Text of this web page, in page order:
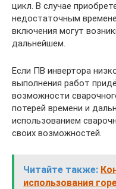
цикл. В случае
недостаточным
включения могут
дальнейшем.
Если ПВ инвертора
выполнения работ
возможности
потерей времени и
использованием
своих возможностей.
Читайте также:
использования